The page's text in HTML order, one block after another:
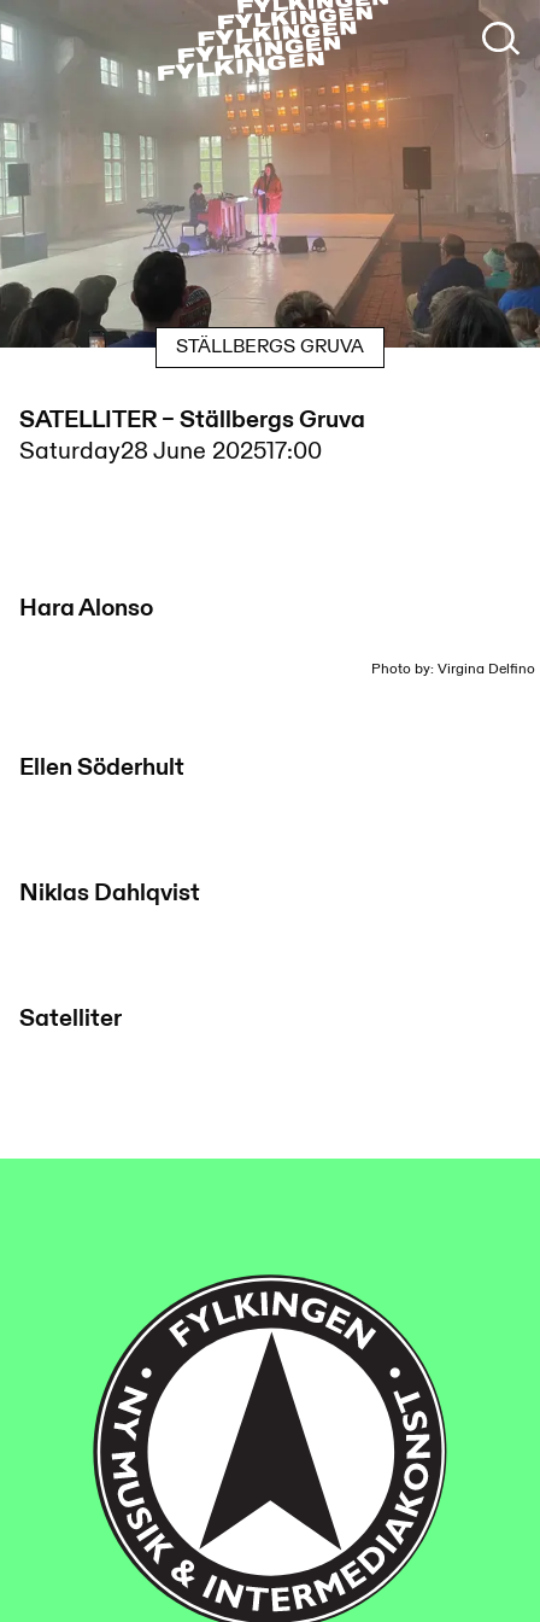
STÄLLBERGS GRUVA
SATELLITER – Ställbergs Gruva
Saturday28 June 202517:00
Hara Alonso
Photo by: Virgina Delfino
Ellen Söderhult
Niklas Dahlqvist
Satelliter